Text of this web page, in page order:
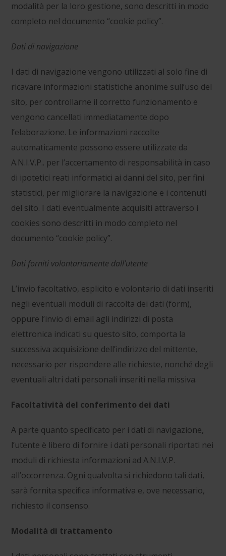
modalità per la loro gestione, sono descritti in modo
completo nel documento “cookie policy”.
Dati di navigazione
I dati di navigazione vengono utilizzati al solo fine di
ricavare informazioni statistiche anonime sull’uso del
sito, per controllarne il corretto funzionamento e
vengono cancellati immediatamente dopo
l’elaborazione. Le informazioni raccolte
automaticamente possono essere utilizzate da
A.N.I.V.P.. per l’accertamento di responsabilità in caso
di ipotetici reati informatici ai danni del sito, per fini
statistici, per migliorare la navigazione e i contenuti
del sito. I dati eventualmente acquisiti attraverso i
cookies sono descritti in modo completo nel
documento “cookie policy”.
Dati forniti volontariamente dall’utente
L’invio facoltativo, esplicito e volontario di dati inseriti
negli eventuali moduli di raccolta dei dati (form),
oppure l’invio di email agli indirizzi di posta
elettronica indicati su questo sito, comporta la
successiva acquisizione dell’indirizzo del mittente,
necessario per rispondere alle richieste, nonché degli
eventuali altri dati personali inseriti nella missiva.
Facoltatività del conferimento dei dati
A parte quanto specificato per i dati di navigazione,
l’utente è libero di fornire i dati personali riportati nei
moduli di richiesta informazioni ad A.N.I.V.P.
all’occorrenza. Ogni qualvolta si richiedono tali dati,
sarà fornita specifica informativa e, ove necessario,
richiesto il consenso.
Modalità di trattamento